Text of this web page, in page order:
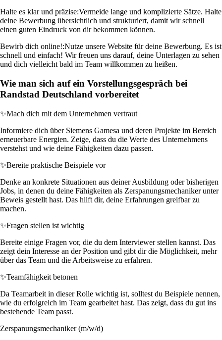
Halte es klar und präzise:Vermeide lange und komplizierte Sätze. Halte
deine Bewerbung übersichtlich und strukturiert, damit wir schnell
einen guten Eindruck von dir bekommen können.
Bewirb dich online!:Nutze unsere Website für deine Bewerbung. Es ist
schnell und einfach! Wir freuen uns darauf, deine Unterlagen zu sehen
und dich vielleicht bald im Team willkommen zu heißen.
Wie man sich auf ein Vorstellungsgespräch bei
Randstad Deutschland vorbereitet
✨Mach dich mit dem Unternehmen vertraut
Informiere dich über Siemens Gamesa und deren Projekte im Bereich
erneuerbare Energien. Zeige, dass du die Werte des Unternehmens
verstehst und wie deine Fähigkeiten dazu passen.
✨Bereite praktische Beispiele vor
Denke an konkrete Situationen aus deiner Ausbildung oder bisherigen
Jobs, in denen du deine Fähigkeiten als Zerspanungsmechaniker unter
Beweis gestellt hast. Das hilft dir, deine Erfahrungen greifbar zu
machen.
✨Fragen stellen ist wichtig
Bereite einige Fragen vor, die du dem Interviewer stellen kannst. Das
zeigt dein Interesse an der Position und gibt dir die Möglichkeit, mehr
über das Team und die Arbeitsweise zu erfahren.
✨Teamfähigkeit betonen
Da Teamarbeit in dieser Rolle wichtig ist, solltest du Beispiele nennen,
wie du erfolgreich im Team gearbeitet hast. Das zeigt, dass du gut ins
bestehende Team passt.
Zerspanungsmechaniker (m/w/d)